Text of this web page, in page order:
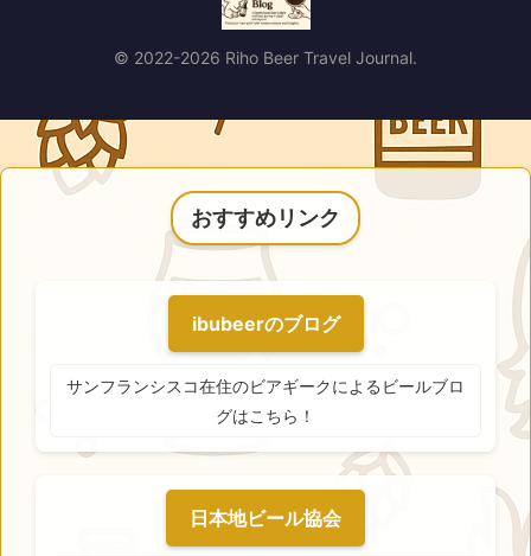
© 2022-2026 Riho Beer Travel Journal.
おすすめリンク
ibubeerのブログ
サンフランシスコ在住のビアギークによるビールブロ
グはこちら！
日本地ビール協会